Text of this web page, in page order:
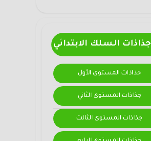
جذاذات السلك الابتدائي
جذاذات المستوى الأول
جذاذات المستوى الثاني
جذاذات المستوى الثالث